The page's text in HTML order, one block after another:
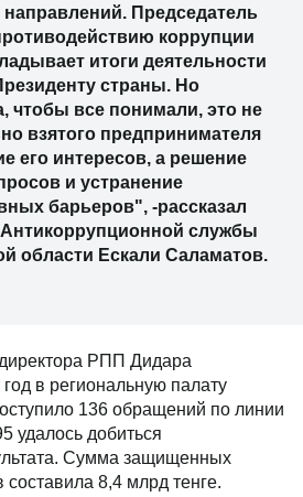
Председатель
коррупции
итоги деятельности
страны. Но
чтобы все понимали, это не
взятого предпринимателя
его интересов, а решение
и устранение
барьеров", -рассказал
службы
области Ескали Саламатов.
РПП Дидара
в региональную палату
136 обращений по линии
удалось добиться
Сумма защищенных
8,4 млрд тенге.